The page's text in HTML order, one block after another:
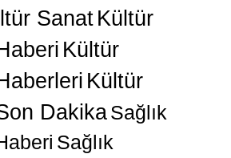
SanatKültür
Kültür
Kültür
DakikaSağlık
Sağlık